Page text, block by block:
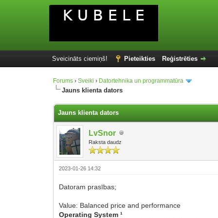
Sveicināts ciemiņš! Pieteikties Reģistrēties
Forums ›Sveiki › Datortehnika un programmatūra
Jauns klienta dators
Jauns klienta dators
LvSnor
Raksta daudz
2023-01-26 14:32
Datoram prasības;
Value: Balanced price and performance
Operating System ¹